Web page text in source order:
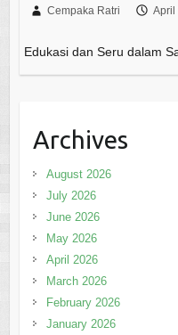
Cempaka Ratri April
Edukasi dan Seru dalam
Archives
August 2026
July 2026
June 2026
May 2026
April 2026
March 2026
February 2026
January 2026